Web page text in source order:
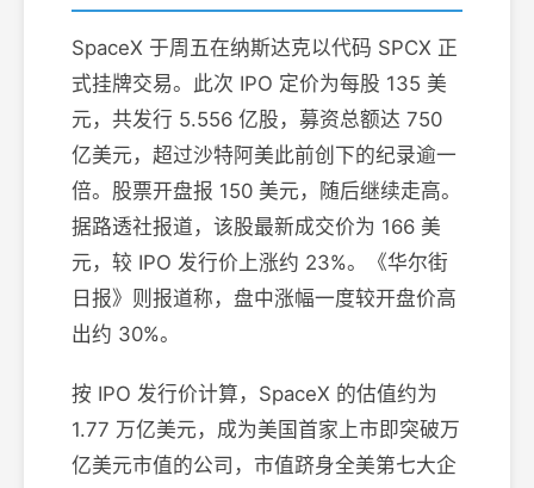
SpaceX 于周五在纳斯达克以代码 SPCX 正
式挂牌交易。此次 IPO 定价为每股 135 美
元，共发行 5.556 亿股，募资总额达 750
亿美元，超过沙特阿美此前创下的纪录逾一
倍。股票开盘报 150 美元，随后继续走高。
据路透社报道，该股最新成交价为 166 美
元，较 IPO 发行价上涨约 23%。《华尔街
日报》则报道称，盘中涨幅一度较开盘价高
出约 30%。
按 IPO 发行价计算，SpaceX 的估值约为
1.77 万亿美元，成为美国首家上市即突破万
亿美元市值的公司，市值跻身全美第七大企